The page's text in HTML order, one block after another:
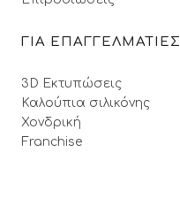
ΓΙΑ ΕΠΑΓΓΕΛΜΑΤΙΕΣ
3D Εκτυπώσεις
Καλούπια σιλικόνης
Χονδρική
Franchise